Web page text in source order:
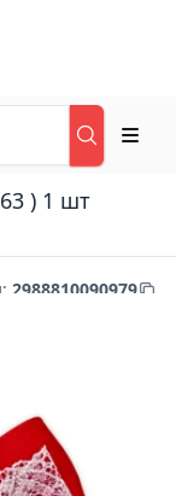
) 1 шт
: 2988810090979